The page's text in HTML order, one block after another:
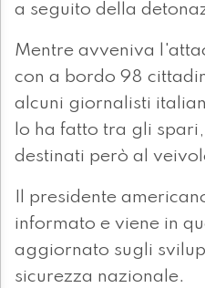
a seguito della
Mentre avveniva
con a bordo 98
alcuni giornalisti
lo ha fatto tra gli
destinati però al
Il presidente
informato e viene in
aggiornato sugli
sicurezza nazionale.